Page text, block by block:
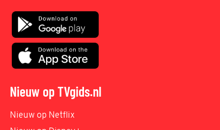
Nieuw op TVgids.nl
Nieuw op Netflix